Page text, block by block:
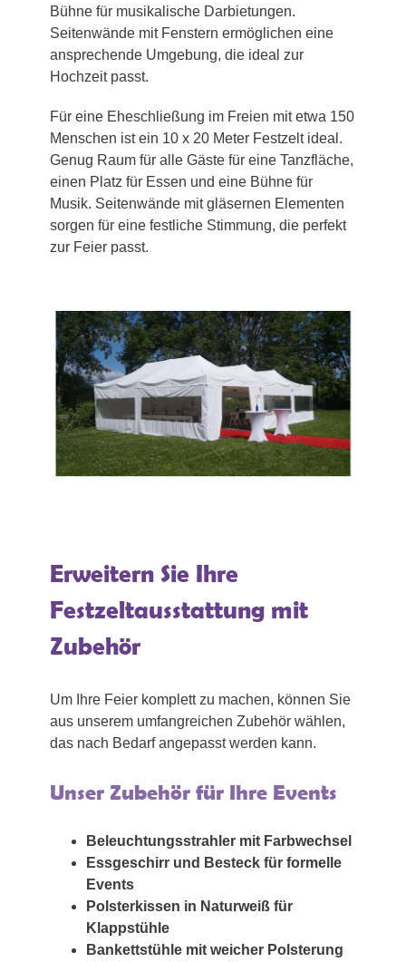
Bühne für musikalische Darbietungen.
Seitenwände mit Fenstern ermöglichen eine
ansprechende Umgebung, die ideal zur
Hochzeit passt.
Für eine Eheschließung im Freien mit etwa 150
Menschen ist ein 10 x 20 Meter Festzelt ideal.
Genug Raum für alle Gäste für eine Tanzfläche,
einen Platz für Essen und eine Bühne für
Musik. Seitenwände mit gläsernen Elementen
sorgen für eine festliche Stimmung, die perfekt
zur Feier passt.
Erweitern Sie Ihre
Festzeltausstattung mit
Zubehör
Um Ihre Feier komplett zu machen, können Sie
aus unserem umfangreichen Zubehör wählen,
das nach Bedarf angepasst werden kann.
Unser Zubehör für Ihre Events
Beleuchtungsstrahler mit Farbwechsel
Essgeschirr und Besteck für formelle
Events
Polsterkissen in Naturweiß für
Klappstühle
Bankettstühle mit weicher Polsterung